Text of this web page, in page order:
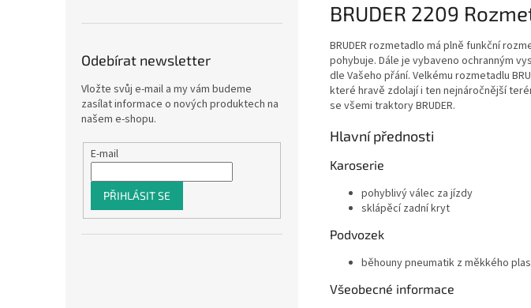
Odebírat newsletter
Vložte svůj e-mail a my vám budeme
zasílat informace o nových produktech na
našem e-shopu.
E-mail
PŘIHLÁSIT SE
BRUDER 2209
BRUDER rozmetadlo má plně funkční
pohybuje. Dále je vybaveno ochranným
dle Vašeho přání. Velkému rozmetadlu
které hravě zdolají i ten nejnáročnější
se všemi traktory BRUDER.
Hlavní přednosti
Karoserie
pohyblivý válec za jízdy
sklápěcí zadní kryt
Podvozek
běhouny pneumatik z měkkého
Všeobecné informace